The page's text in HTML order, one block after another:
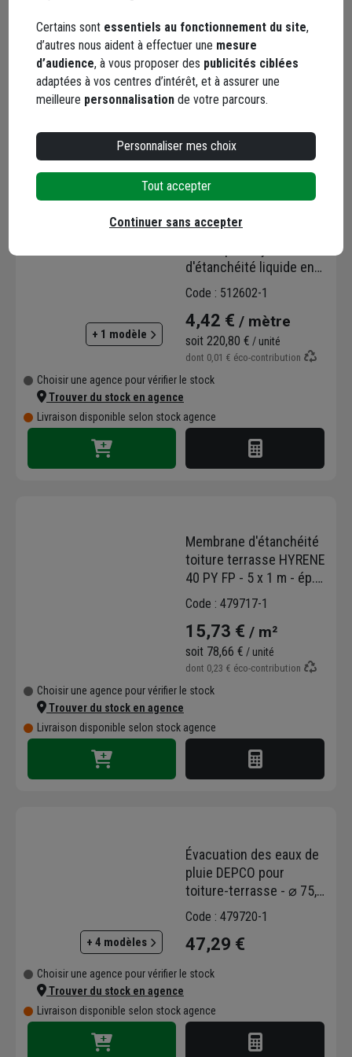
159,61 €
dont0,40 €éco-contribution
Choisir une agence pour vérifier le stock
Trouver du stock en agence
Livraison disponible selon stock agence
+ 1 modèle
Armature de renfort
d'étanchéité liquide en
toiture terrasse -
MATCOAT R - 0,15 m x
50,00 m
Code : 512602-1
4,42 € / mètre
soit 220,80 € / unité
dont 0,01 € éco-contribution
Choisir une agence pour vérifier le stock
Trouver du stock en agence
Livraison disponible selon stock agence
Membrane d'étanchéité
toiture terrasse HYRENE
40 PY FP - 5 x 1 m - ép.
3.2 mm
Code : 479717-1
15,73 € / m²
soit 78,66 € / unité
dont 0,23 € éco-contribution
Choisir une agence pour vérifier le stock
Trouver du stock en agence
Livraison disponible selon stock agence
+ 4 modèles
Évacuation des eaux de
pluie DEPCO pour
toiture-terrasse - ⌀ 75,0
mm - Hauteur 600 mm
Code : 479720-1
47,29 €
Choisir une agence pour vérifier le stock
Trouver du stock en agence
Livraison disponible selon stock agence
Certains sont essentiels au fonctionnement du site,
d’autres nous aident à effectuer une mesure
d’audience, à vous proposer des publicités ciblées
adaptées à vos centres d’intérêt, et à assurer une
meilleure personnalisation de votre parcours.
Personnaliser mes choix
Tout accepter
Continuer sans accepter